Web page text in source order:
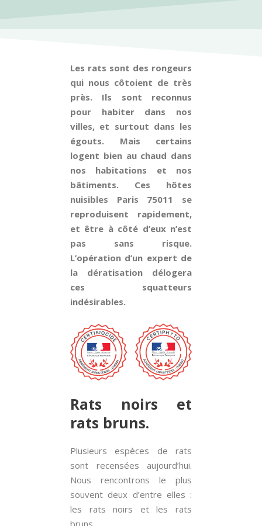
Les rats sont des rongeurs
qui nous côtoient de très
près. Ils sont reconnus
pour habiter dans nos
villes, et surtout dans les
égouts. Mais certains
logent bien au chaud dans
nos habitations et nos
bâtiments. Ces hôtes
nuisibles Paris 75011 se
reproduisent rapidement,
et être à côté d’eux n’est
pas sans risque.
L’opération d’un expert de
la dératisation délogera
ces squatteurs
indésirables.
Rats noirs et
rats bruns.
Plusieurs espèces de rats
sont recensées aujourd’hui.
Nous rencontrons le plus
souvent deux d’entre elles :
les rats noirs et les rats